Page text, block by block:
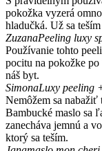
pokožka vyzerá
hladučká. Už sa
ZuzanaPeeling luxy
Používanie tohto
pocitu na pokožke
náš byt.
SimonaLuxy peeling
Nemôžem sa nabažiť
Bambucké maslo sa
zanecháva jemnú a
ktorý sa teším.